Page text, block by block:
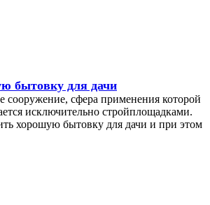
бытовку для дачи
сооружение, сфера применения которой
исключительно стройплощадками.
хорошую бытовку для дачи и при этом